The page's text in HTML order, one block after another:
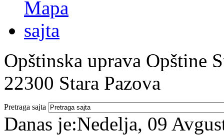
Opštinska uprava Opštine
22300 Stara Pazova
Pretraga sajta
Danas je:Nedelja, 09